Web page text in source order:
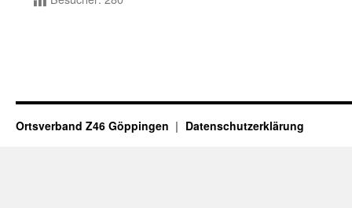
Ortsverband Z46 Göppingen Datenschutzerklärung